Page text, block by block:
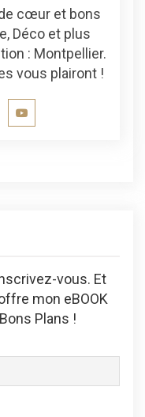
cœur et bons
Déco et plus
: Montpellier.
vous plairont !
vous. Et
mon eBOOK
Plans !